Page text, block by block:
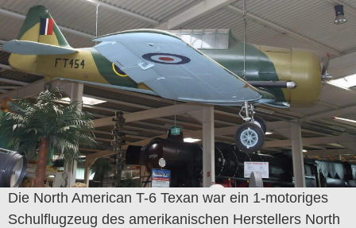
Die North American T-6 Texan war ein 1-motoriges
Schulflugzeug des amerikanischen Herstellers North